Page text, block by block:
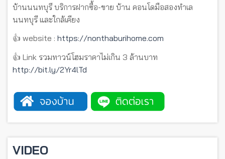
บ้านนนทบุรี บริการฝากซื้อ-ขาย บ้าน คอนโดมือสองทำเล
นนทบุรี และใกล้เคียง
👍 website : https://nonthaburihome.com
👍 Link รวมทาวน์โฮมราคาไม่เกิน 3 ล้านบาท
http://bit.ly/2Yr4lTd
VIDEO